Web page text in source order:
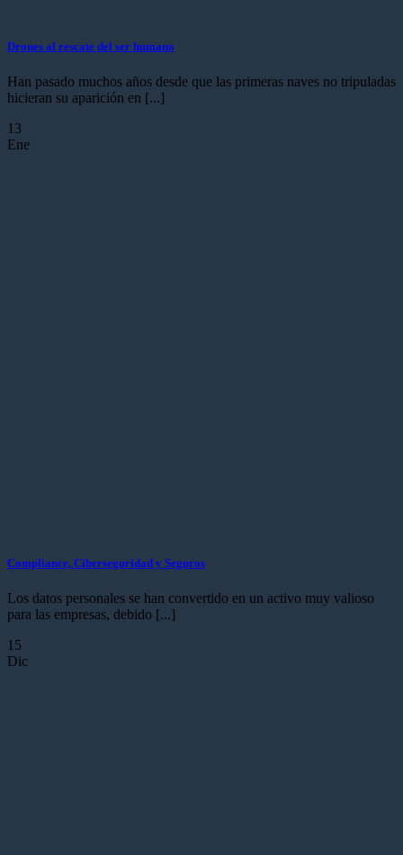
Drones al rescate del ser humano
Han pasado muchos años desde que las primeras naves no tripuladas
hicieran su aparición en [...]
13
Ene
Compliance, Ciberseguridad y Seguros
Los datos personales se han convertido en un activo muy valioso
para las empresas, debido [...]
15
Dic